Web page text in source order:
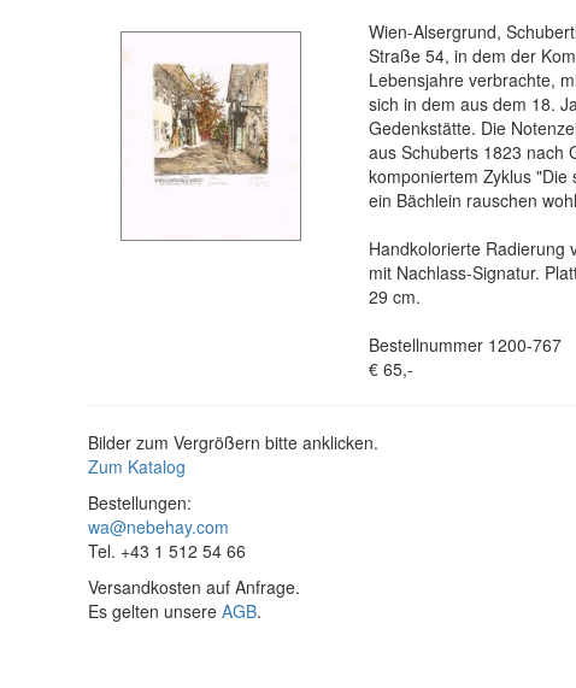
Wien-Alsergrund,
Straße 54, in dem der
Lebensjahre verbrachte,
sich in dem aus dem 18.
Gedenkstätte. Die
aus Schuberts 1823 nach
komponiertem Zyklus
ein Bächlein rauschen
Handkolorierte Radierung
mit Nachlass-Signatur.
29 cm.
Bestellnummer 1200-767
€ 65,-
Bilder zum Vergrößern bitte anklicken.
Zum Katalog
Bestellungen:
wa@nebehay.com
Tel. +43 1 512 54 66
Versandkosten auf Anfrage.
Es gelten unsere AGB.